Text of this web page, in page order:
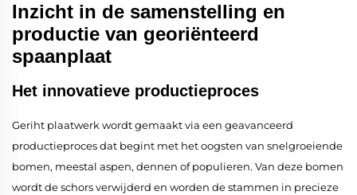
Inzicht in de samenstelling en
productie van georiënteerd
spaanplaat
Het innovatieve productieproces
Geriht plaatwerk wordt gemaakt via een geavanceerd
productieproces dat begint met het oogsten van snelgroeiende
bomen, meestal aspen, dennen of populieren. Van deze bomen
wordt de schors verwijderd en worden de stammen in precieze